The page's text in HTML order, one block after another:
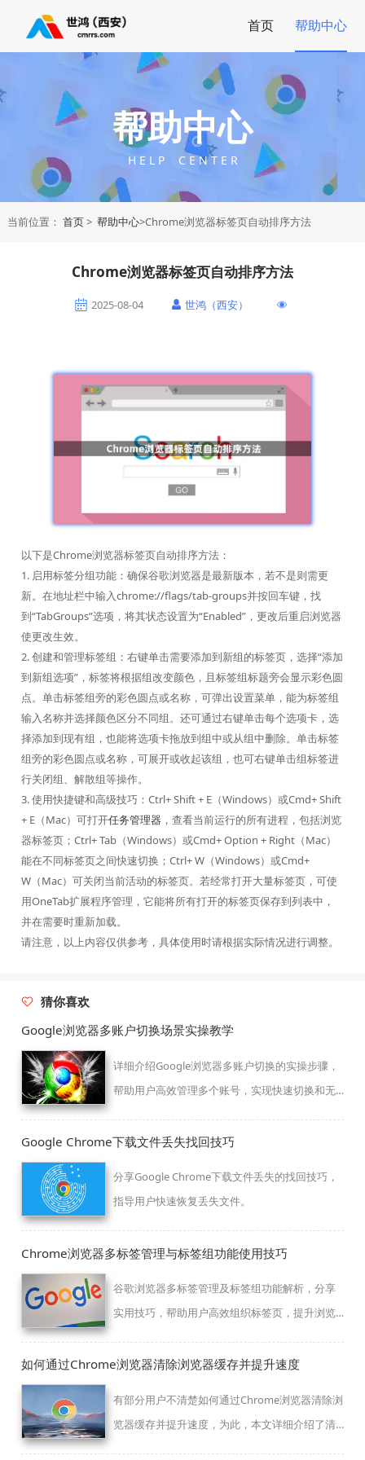
首页 帮助中心
帮助中心
H E L P C E N T E R
当前位置： 首页> 帮助中心>Chrome浏览器标签页自动排序方法
Chrome浏览器标签页自动排序方法
2025-08-04 世鸿（西安）
以下是Chrome浏览器标签页自动排序方法：
1. 启用标签分组功能：确保谷歌浏览器是最新版本，若不是则需更
新。在地址栏中输入chrome://flags/tab-groups并按回车键，找
到“TabGroups”选项，将其状态设置为“Enabled”，更改后重启浏览器
使更改生效。
2. 创建和管理标签组：右键单击需要添加到新组的标签页，选择“添加
到新组选项”，标签将根据组改变颜色，且标签组标题旁会显示彩色圆
点。单击标签组旁的彩色圆点或名称，可弹出设置菜单，能为标签组
输入名称并选择颜色区分不同组。还可通过右键单击每个选项卡，选
择添加到现有组，也能将选项卡拖放到组中或从组中删除。单击标签
组旁的彩色圆点或名称，可展开或收起该组，也可右键单击组标签进
行关闭组、解散组等操作。
3. 使用快捷键和高级技巧：Ctrl+ Shift + E（Windows）或Cmd+ Shift
+ E（Mac）可打开任务管理器 ，查看当前运行的所有进程，包括浏览
器标签页；Ctrl+ Tab（Windows）或Cmd+ Option + Right（Mac）
能在不同标签页之间快速切换；Ctrl+ W（Windows）或Cmd+
W（Mac）可关闭当前活动的标签页。若经常打开大量标签页，可使
用OneTab扩展程序管理，它能将所有打开的标签页保存到列表中，
并在需要时重新加载。
请注意，以上内容仅供参考，具体使用时请根据实际情况进行调整。
猜你喜欢
Google浏览器多账户切换场景实操教学
详细介绍Google浏览器多账户切换的实操步骤，
帮助用户高效管理多个账号，实现快速切换和无
Google Chrome下载文件丢失找回技巧
分享Google Chrome下载文件丢失的找回技巧，
指导用户快速恢复丢失文件。
Chrome浏览器多标签管理与标签组功能使用技巧
谷歌浏览器多标签管理及标签组功能解析，分享
实用技巧，帮助用户高效组织标签页，提升浏览
如何通过Chrome浏览器清除浏览器缓存并提升速度
有部分用户不清楚如何通过Chrome浏览器清除浏
览器缓存并提升速度，为此，本文详细介绍了清